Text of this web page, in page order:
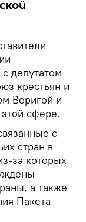
депутатом
крестьян и
Веригой и
сфере.
с
стран в
за которых
а также
Пакета